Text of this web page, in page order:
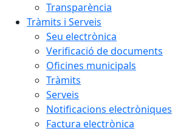
Transparència
Tràmits i Serveis
Seu electrònica
Verificació de documents
Oficines municipals
Tràmits
Serveis
Notificacions electròniques
Factura electrònica